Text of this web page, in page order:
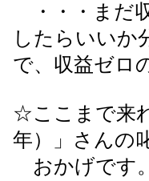
・・・まだ
したらいいか
で、収益ゼロ
☆ここまで来
年）」さんの
おかげです